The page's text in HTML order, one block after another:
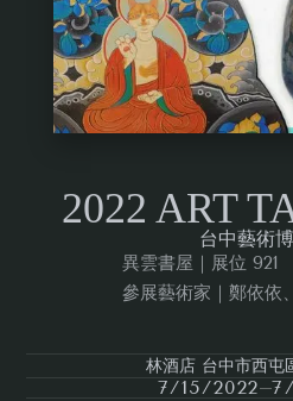
2022 ART
台中藝術
異雲書屋｜展位 921
參展藝術家｜鄭依依
林酒店 台中市西屯
7/15/2022